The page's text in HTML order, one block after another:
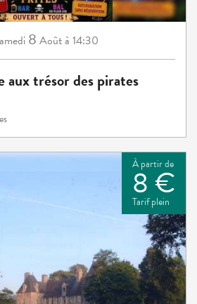
8 Aoûtà 14:30
aux trésor des pirates
À partir de
8 €
Tarif plein